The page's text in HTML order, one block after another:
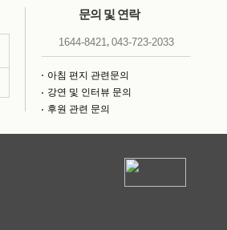
문의 및 연락
1644-8421, 043-723-2033
아침 편지 관련문의
강연 및 인터뷰 문의
후원 관련 문의